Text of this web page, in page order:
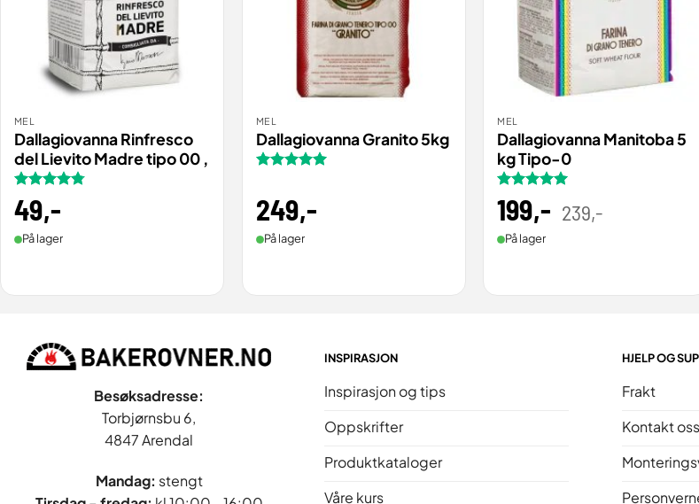
MEL
Dallagiovanna Rinfresco
del Lievito Madre tipo 00 ,
Vurdert
4.75av 5
49,-
På lager
MEL
Dallagiovanna Granito 5kg
249,-
På lager
MEL
Dallagiovanna Manitoba 5
kg Tipo-0
Vurdert
av 5
199,- 239,-
På lager
Besøksadresse:
Torbjørnsbu 6,
4847 Arendal
Mandag: stengt
INSPIRASJON
Inspirasjon og tips
Oppskrifter
Produktkataloger
Våre kurs
HJELP OG
Frakt
Kontakt oss